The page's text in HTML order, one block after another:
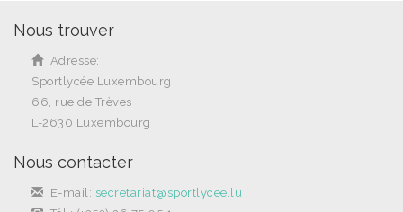
Nous trouver
Adresse:
Sportlycée Luxembourg
66, rue de Trèves
L-2630 Luxembourg
Nous contacter
E-mail: secretariat@sportlycee.lu